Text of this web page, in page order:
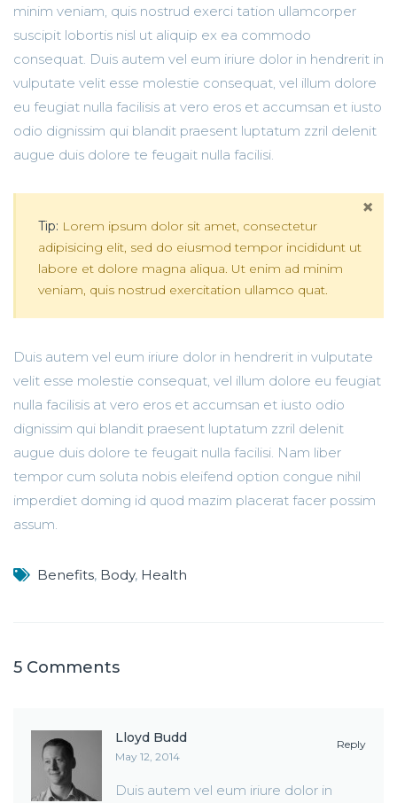
minim veniam, quis nostrud exerci tation ullamcorper
suscipit lobortis nisl ut aliquip ex ea commodo
consequat. Duis autem vel eum iriure dolor in hendrerit in
vulputate velit esse molestie consequat, vel illum dolore
eu feugiat nulla facilisis at vero eros et accumsan et iusto
odio dignissim qui blandit praesent luptatum zzril delenit
augue duis dolore te feugait nulla facilisi.
Tip: Lorem ipsum dolor sit amet, consectetur
adipisicing elit, sed do eiusmod tempor incididunt ut
labore et dolore magna aliqua. Ut enim ad minim
veniam, quis nostrud exercitation ullamco quat.
×
Duis autem vel eum iriure dolor in hendrerit in vulputate
velit esse molestie consequat, vel illum dolore eu feugiat
nulla facilisis at vero eros et accumsan et iusto odio
dignissim qui blandit praesent luptatum zzril delenit
augue duis dolore te feugait nulla facilisi. Nam liber
tempor cum soluta nobis eleifend option congue nihil
imperdiet doming id quod mazim placerat facer possim
assum.
Benefits, Body, Health
5 Comments
Reply
Lloyd Budd
May 12, 2014
Duis autem vel eum iriure dolor in